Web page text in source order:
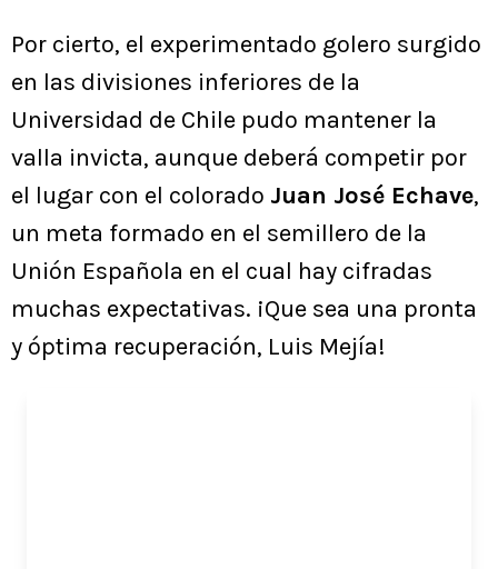
Por cierto, el experimentado golero surgido
en las divisiones inferiores de la
Universidad de Chile pudo mantener la
valla invicta, aunque deberá competir por
el lugar con el colorado Juan José Echave,
un meta formado en el semillero de la
Unión Española en el cual hay cifradas
muchas expectativas. ¡Que sea una pronta
y óptima recuperación, Luis Mejía!